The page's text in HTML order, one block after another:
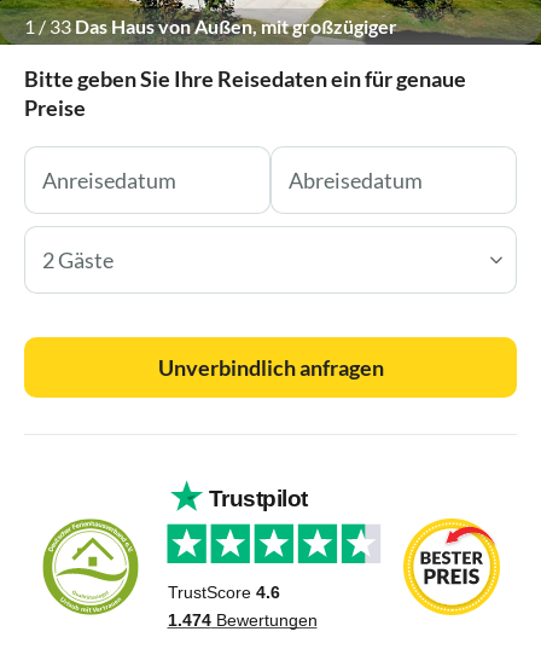
1/33Das Haus von Außen, mit großzügiger
Bitte geben Sie Ihre Reisedaten ein für genaue
Preise
2 Gäste
Unverbindlich anfragen